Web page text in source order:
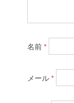
名前 *
メール *